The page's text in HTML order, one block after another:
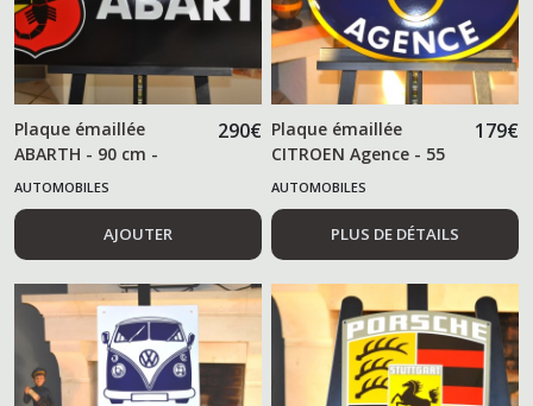
Plaque émaillée
ABARTH - 90 cm -
290€
AUTOMOBILES
AJOUTER
Plaque émaillée
CITROEN Agence - 55
cm -
179€
AUTOMOBILES
PLUS DE DÉTAILS